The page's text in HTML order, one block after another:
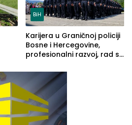
BiH
Karijera u Graničnoj policiji
Bosne i Hercegovine,
profesionalni razvoj, rad sa
služba građanima